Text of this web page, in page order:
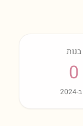
בנות
0
ב-2024